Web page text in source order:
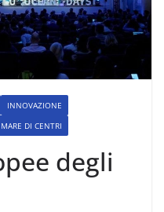
INNOVAZIONE
DI CENTRI
degli